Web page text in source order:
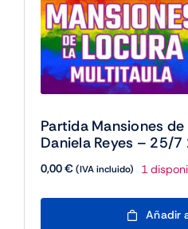
producto
Partida Mansiones
Daniela Reyes – 25/7
0,00€(IVA incluido) 1
Añadir